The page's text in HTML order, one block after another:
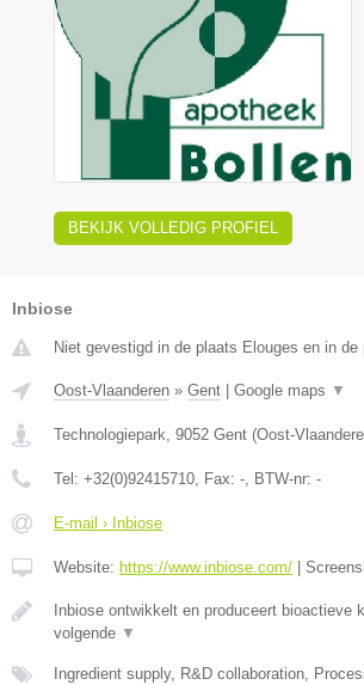
BEKIJK VOLLEDIG PROFIEL
Inbiose
Niet gevestigd in de plaats Elouges en in de
Oost-Vlaanderen » Gent Google maps ▼
Technologiepark, 9052 Gent (Oost-
Tel: +32(0)92415710, Fax: -, BTW-nr: -
E-mail › Inbiose
Website: https://www.inbiose.com/
Inbiose ontwikkelt en produceert bioactieve
volgende ▼
Ingredient supply, R&D collaboration,